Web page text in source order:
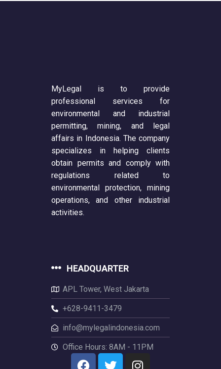
MyLegal is to provide
professional services for
environmental and industrial
permitting, mining, and legal
affairs in Indonesia. The company
specializes in helping clients
obtain permits and comply with
regulations related to
environmental protection, mining
operations, and other industrial
activities.
HEADQUARTER
APL Tower, West Jakarta
+628-9411-3479
info@mylegalindonesia.com
Office Hours: 8AM - 11PM